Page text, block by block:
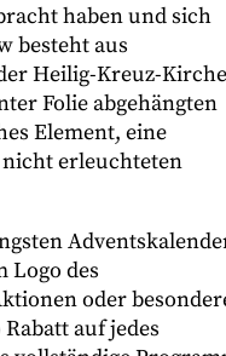
haben und sich
besteht aus
Heilig-Kreuz-Kirche
Folie abgehängten
Element, eine
erleuchteten
Logo des
oder
auf jedes